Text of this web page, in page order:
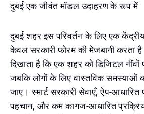
दुबई एक जीवंत मॉडल उदाहरण के रूप में
दुबई शहर इस परिवर्तन के लिए एक
केवल सरकारी फोरम की मेजबानी करता है
दिखाता है कि एक शहर को डिजिटल
जबकि लोगों के लिए वास्तविक समस्याओं
जाए। स्मार्ट सरकारी सेवाएँ, ऐप-
पहचान, और कम कागज-आधारित